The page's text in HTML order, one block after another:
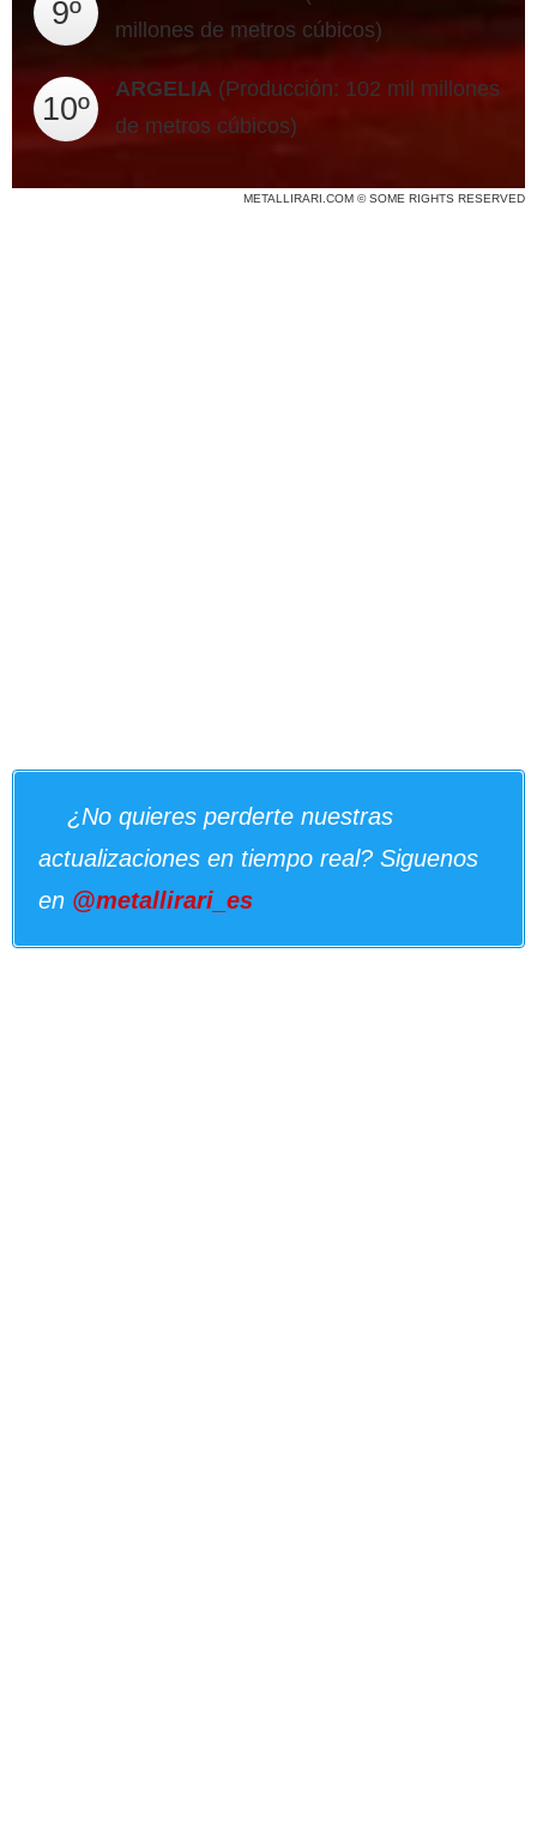
9º
millones de metros cúbicos)
10º
ARGELIA (Producción: 102 mil millones
de metros cúbicos)
METALLIRARI.COM © SOME RIGHTS RESERVED
¿No quieres perderte nuestras
actualizaciones en tiempo real? Siguenos
en @metallirari_es